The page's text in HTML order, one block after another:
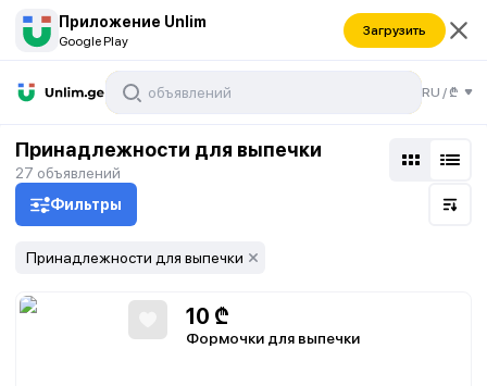
Приложение Unlim
Google Play
Загрузить
RU /₾
Принадлежности для выпечки
27 объявлений
Фильтры
Принадлежности для выпечки
10 ₾
Формочки для выпечки